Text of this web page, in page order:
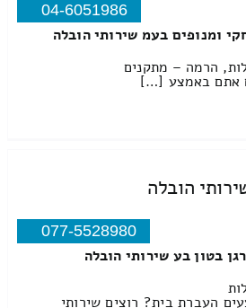
04-6051986
ומנופים בעמ שירותי הובלה
הרמה – מתקנים
אתם באמצע […]
הובלה
077-5528980
בטון בע שירותי הובלה
העברת בית? רוצים שירותי